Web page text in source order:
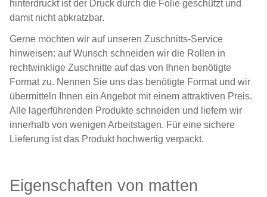
hinterdruckt ist der Druck durch die Folie geschützt und
damit nicht abkratzbar.
Gerne möchten wir auf unseren Zuschnitts-Service
hinweisen: auf Wunsch schneiden wir die Rollen in
rechtwinklige Zuschnitte auf das von Ihnen benötigte
Format zu. Nennen Sie uns das benötigte Format und wir
übermitteln Ihnen ein Angebot mit einem attraktiven Preis.
Alle lagerführenden Produkte schneiden und liefern wir
innerhalb von wenigen Arbeitstagen. Für eine sichere
Lieferung ist das Produkt hochwertig verpackt.
Eigenschaften von matten